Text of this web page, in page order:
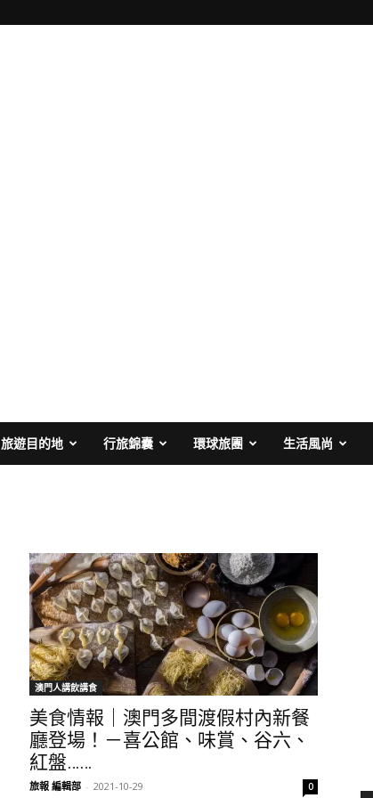
旅遊目的地 行旅錦囊 環球旅團 生活風尚
澳門人講飲講食
美食情報｜澳門多間渡假村內新餐
廳登場！－喜公館、味賞、谷六、
紅盤……
旅報 編輯部 - 2021-10-29 0